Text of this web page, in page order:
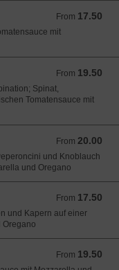
From 17.50
From 17.50 CHF
mit
From 19.50
From 19.50 CHF
Spinat,
Tomatensauce mit
From 20.00
From 20.00 CHF
und Knoblauch
und Oregano
From 17.50
From 17.50 CHF
und Kapern auf einer
Oregano
From 19.50
From 19.50 CHF